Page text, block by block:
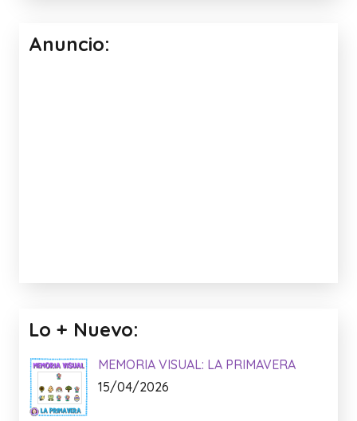
Anuncio:
Lo + Nuevo:
MEMORIA VISUAL: LA PRIMAVERA
15/04/2026